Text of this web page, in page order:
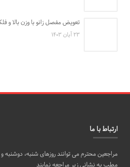
تعویض مفصل زانو با وزن بالا و
۲۳ آبان ۱۴۰۳
ارتباط با ما
مطب به نشانی زیر مراجعه نمایند